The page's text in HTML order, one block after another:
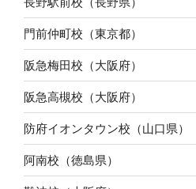
門前仲町校（東京都）
阪急梅田校（大阪府）
阪急高槻校（大阪府）
防府イオンタウン校（山口県）
阿南校（徳島県）